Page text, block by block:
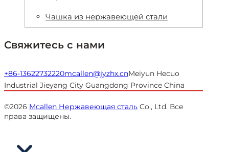
Чашка из нержавеющей стали
Свяжитесь с нами
+86-13622732220mcallen@jyzhx.cnMeiyun Hecuo
Industrial Jieyang City Guangdong Province China
©2026 Mcallen Нержавеющая сталь Co., Ltd. Все
права защищены.